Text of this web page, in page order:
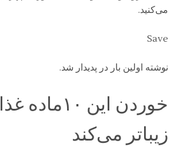
می‌کنید.
Save
نوشته اولین بار در پدیدار شد.
خوردن این
زیباتر می‌کند